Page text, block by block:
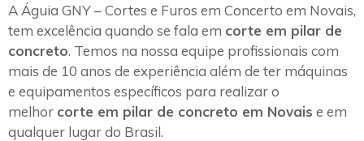
A Águia GNY – Cortes e Furos em Concerto em Novais,
tem excelência quando se fala em corte em pilar de
concreto. Temos na nossa equipe profissionais com
mais de 10 anos de experiência além de ter máquinas
e equipamentos específicos para realizar o
melhor corte em pilar de concreto em Novais e em
qualquer lugar do Brasil.